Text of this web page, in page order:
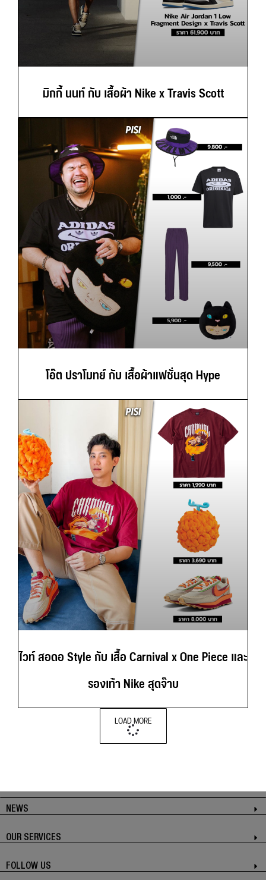
มิกกี้ นนท์ กับ เสื้อผ้า Nike x Travis Scott
โอ๊ต ปราโมทย์ กับ เสื้อผ้าแฟชั่นสุด Hype
ไวท์ สอดอ Style กับ เสื้อ Carnival x One Piece และ
รองเท้า Nike สุดจ๊าบ
LOAD MORE
NEWS
OUR SERVICES
FOLLOW US